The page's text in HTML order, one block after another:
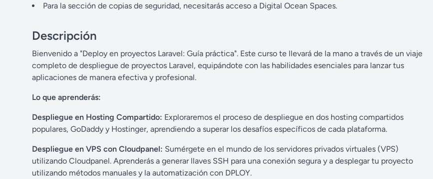
Para la sección de copias de seguridad, necesitarás acceso a Digital Ocean Spaces.
Descripción
Bienvenido a "Deploy en proyectos Laravel: Guía práctica". Este curso te llevará de la mano a través de un viaje
completo de despliegue de proyectos Laravel, equipándote con las habilidades esenciales para lanzar tus
aplicaciones de manera efectiva y profesional.
Lo que aprenderás:
Despliegue en Hosting Compartido: Exploraremos el proceso de despliegue en dos hosting compartidos
populares, GoDaddy y Hostinger, aprendiendo a superar los desafíos específicos de cada plataforma.
Despliegue en VPS con Cloudpanel: Sumérgete en el mundo de los servidores privados virtuales (VPS)
utilizando Cloudpanel. Aprenderás a generar llaves SSH para una conexión segura y a desplegar tu proyecto
utilizando métodos manuales y la automatización con DPLOY.